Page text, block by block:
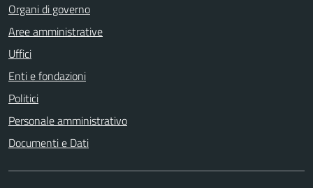
Organi di governo
Aree amministrative
Uffici
Enti e fondazioni
Politici
Personale amministrativo
Documenti e Dati